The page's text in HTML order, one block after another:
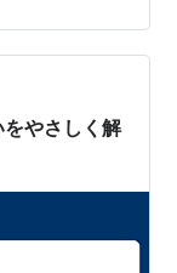
い制度設計 4.
たいポイント
…
やさしく解